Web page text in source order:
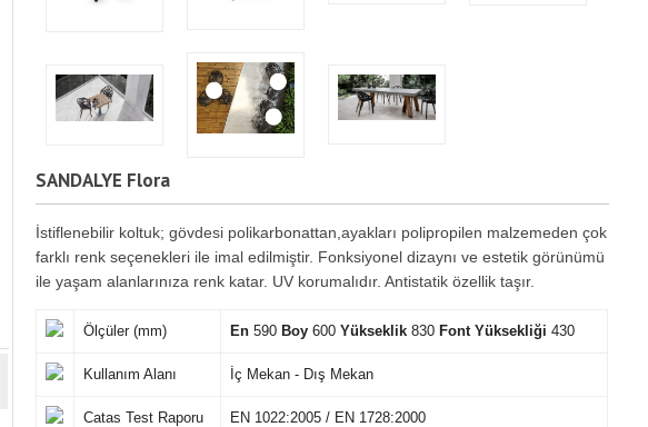
SANDALYE Flora
İstiflenebilir koltuk; gövdesi polikarbonattan,ayakları polipropilen malzemeden çok
farklı renk seçenekleri ile imal edilmiştir. Fonksiyonel dizaynı ve estetik görünümü
ile yaşam alanlarınıza renk katar. UV korumalıdır. Antistatik özellik taşır.
Ölçüler (mm) En590 Boy600 Yükseklik830 Font Yüksekliği 430
Kullanım Alanı İç Mekan - Dış Mekan
Catas Test Raporu EN 1022:2005 / EN 1728:2000